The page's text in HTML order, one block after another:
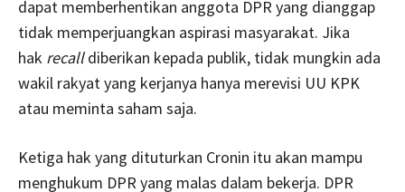
dapat memberhentikan anggota DPR yang dianggap
tidak memperjuangkan aspirasi masyarakat. Jika
hak recalldiberikan kepada publik, tidak mungkin ada
wakil rakyat yang kerjanya hanya merevisi UU KPK
atau meminta saham saja.
Ketiga hak yang dituturkan Cronin itu akan mampu
menghukum DPR yang malas dalam bekerja. DPR